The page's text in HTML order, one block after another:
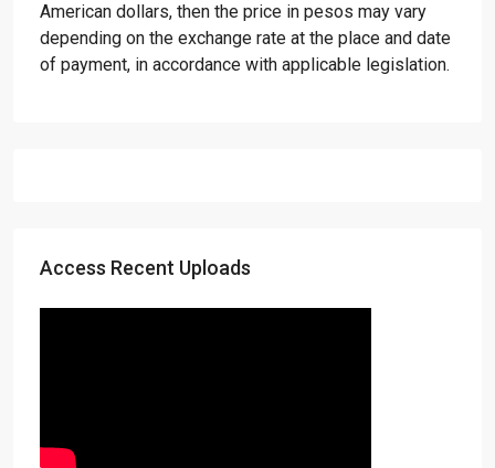
American dollars, then the price in pesos may vary
depending on the exchange rate at the place and date
of payment, in accordance with applicable legislation.
Access Recent Uploads